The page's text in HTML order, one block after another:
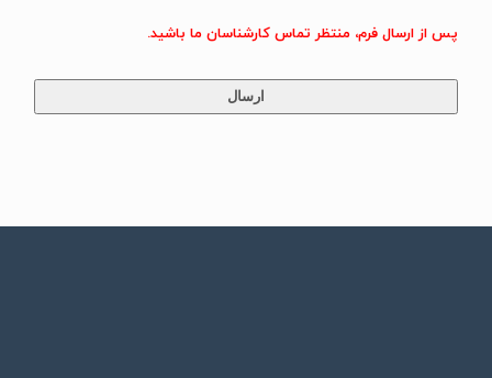
پس از ارسال فرم، منتظر تماس کارشناسان ما باشید.